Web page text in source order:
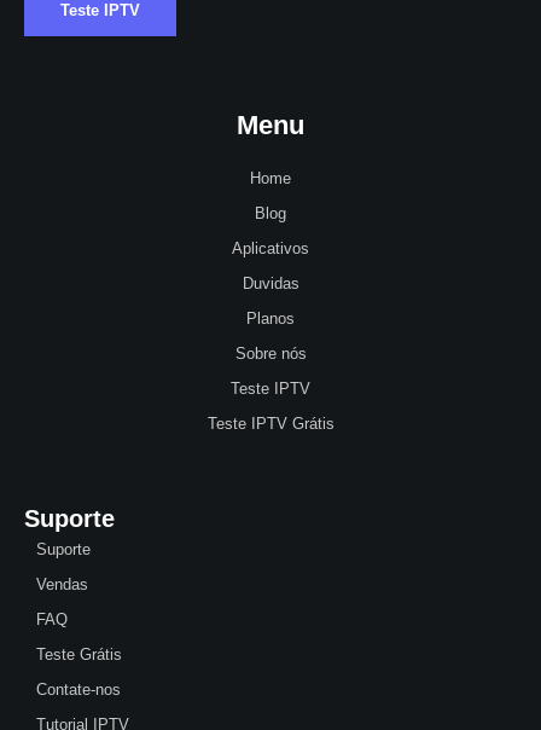
Teste IPTV
Menu
Home
Blog
Aplicativos
Duvidas
Planos
Sobre nós
Teste IPTV
Teste IPTV Grátis
Suporte
Suporte
Vendas
FAQ
Teste Grátis
Contate-nos
Tutorial IPTV